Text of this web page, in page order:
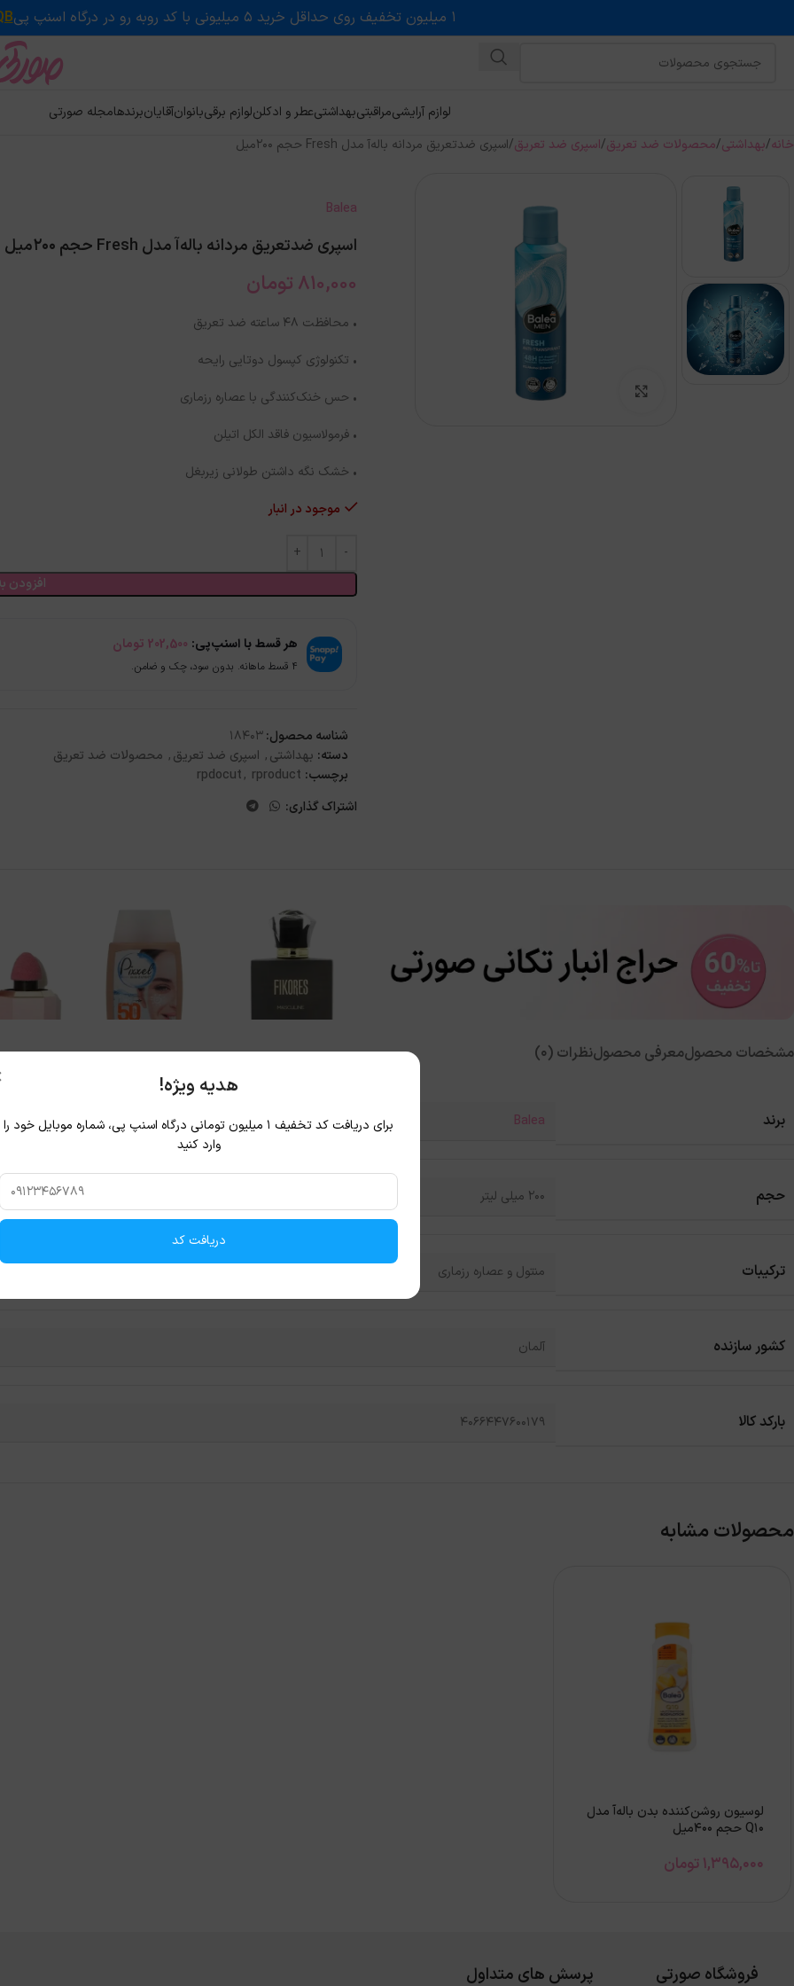
۱ میلیون تخفیف روی حداقل خرید ۵ میلیونی با کد روبه رو در درگاه اسنپ پی
لوازم آرایشیمراقبتیبهداشتیعطر و ادکلنلوازم برقیبانوانآقایانبرندهامجله صورتی
خانه بهداشتی محصولات ضد تعریق اسپری ضد تعریق اسپری ضدتعریق مردانه باله‌آ مدل Fresh حجم 200میل
بزرگنمایی تصویر
Balea
اسپری ضدتعریق مردانه باله‌آ مدل Fresh حجم 200میل
810,000 تومان
• محافظت ۴۸ ساعته ضد تعریق
• تکنولوژی کپسول دوتایی رایحه
• حس خنک‌کنندگی با عصاره رزماری
• فرمولاسیون فاقد الکل اتیلن
• خشک نگه داشتن طولانی زیربغل
موجود در انبار
افزودن
هر قسط با اسنپ‌پی: 202,500 تومان
۴ قسط ماهانه. بدون سود، چک و ضامن.
شناسه محصول:18403
دسته: بهداشتی, اسپری ضد تعریق, محصولات ضد تعریق
برچسب:
rpdocut, rproduct
اشتراک گذاری:
مشخصات محصولمعرفی محصولنظرات (0)
برند Balea
حجم 200 میلی لیتر
ترکیبات منتول و عصاره رزماری
کشور سازنده آلمان
بارکد کالا 4066447600179
محصولات مشابه
لوسیون روشن‌کننده بدن باله‌آ مدل
Q10 حجم 400میل
1,395,000تومان
فروشگاه صورتی پرسش های متداول
هدیه ویژه!
برای دریافت کد تخفیف ۱ میلیون تومانی درگاه اسنپ پی، شماره موبایل خود را
وارد کنید
دریافت کد